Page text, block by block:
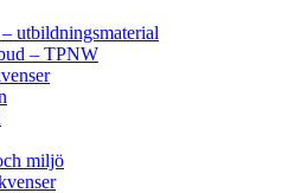
utbildningsmaterial
– TPNW
miljö